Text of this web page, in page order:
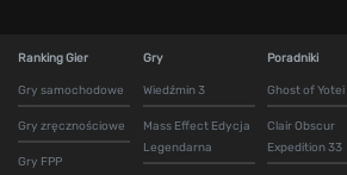
Ranking Gier
Gry samochodowe
Gry zręcznościowe
Gry FPP
Gry
Wiedźmin 3
Mass Effect Edycja
Legendarna
Poradniki
Ghost of Yotei
Clair Obscur
Expedition 33